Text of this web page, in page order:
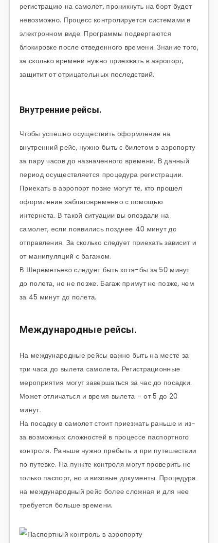
регистрацию на самолет, проникнуть на борт будет
невозможно. Процесс контролируется системами в
электронном виде. Программы подвергаются
блокировке после отведенного времени. Знание того,
за сколько времени нужно приезжать в аэропорт,
защитит от отрицательных последствий.
Внутренние рейсы.
Чтобы успешно осуществить оформление на
внутренний рейс, нужно быть с билетом в аэропорту
за пару часов до назначенного времени. В данный
период осуществляется процедура регистрации.
Приехать в аэропорт позже могут те, кто прошел
оформление заблаговременно с помощью
интернета. В такой ситуации вы опоздали на
самолет, если появились позднее 40 минут до
отправления. За сколько следует приехать зависит и
от манипуляций с багажом.
В Шереметьево следует быть хотя-бы за 50 минут
до полета, но не позже. Багаж примут не позже, чем
за 45 минут до полета.
Международные рейсы.
На международные рейсы важно быть на месте за
три часа до вылета самолета. Регистрационные
мероприятия могут завершаться за час до посадки.
Может отличаться и время вылета – от 5 до 20
минут.
На посадку в самолет стоит приезжать раньше и из-
за возможных сложностей в процессе паспортного
контроля. Раньше нужно пребыть и при путешествии
по путевке. На пункте контроля могут проверить не
только паспорт, но и визовые документы. Процедура
на международный рейс более сложная и для нее
требуется больше времени.